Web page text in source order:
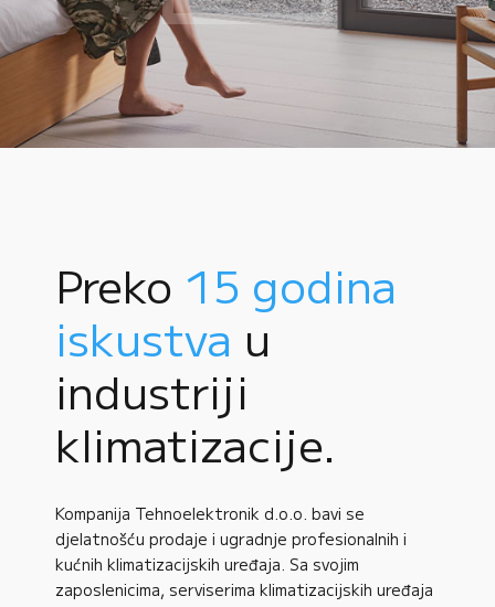
Preko 15 godina
iskustva u
industriji
klimatizacije.
Kompanija Tehnoelektronik d.o.o. bavi se
djelatnošću prodaje i ugradnje profesionalnih i
kućnih klimatizacijskih uređaja. Sa svojim
zaposlenicima, serviserima klimatizacijskih uređaja